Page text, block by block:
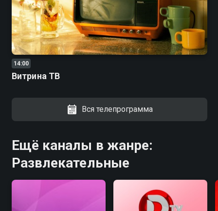
14:00
Витрина ТВ
Вся телепрограмма
Ещё каналы в жанре:
Развлекательные